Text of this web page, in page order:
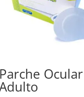
Parche Ocular